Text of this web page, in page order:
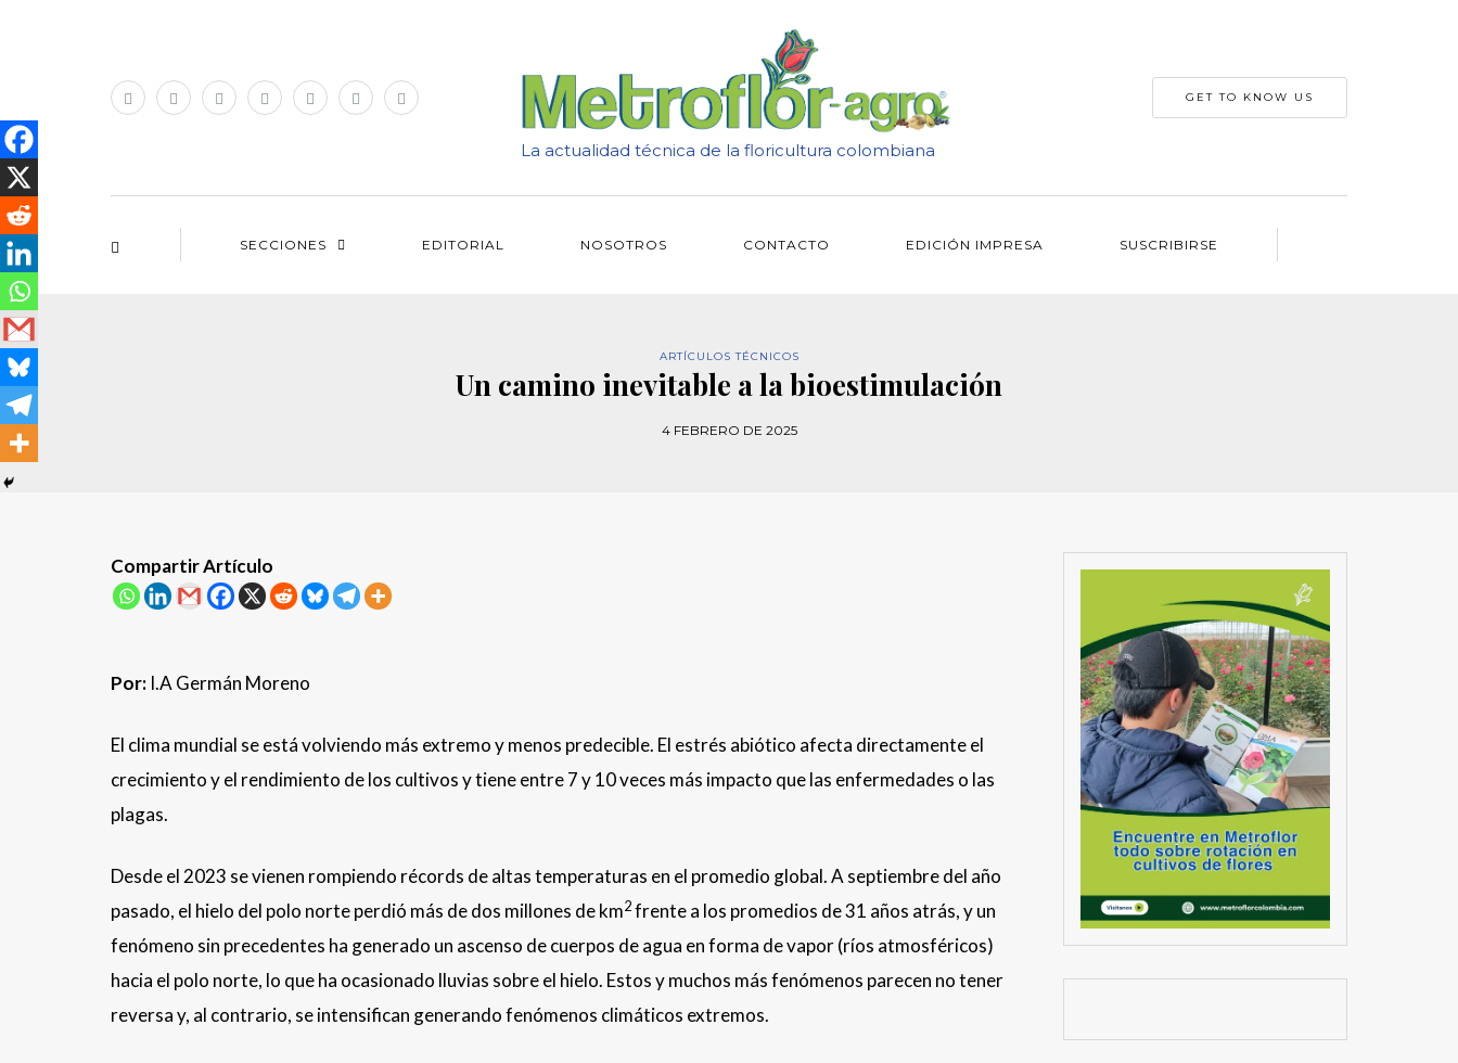
La actualidad técnica de la floricultura colombiana
GET TO KNOW US
SECCIONES EDITORIAL NOSOTROS CONTACTO EDICIÓN IMPRESA SUSCRIBIRSE
ARTÍCULOS TÉCNICOS
Un camino inevitable a la bioestimulación
4 FEBRERO DE 2025
Compartir Artículo
Por: I.A Germán Moreno
El clima mundial se está volviendo más extremo y menos predecible. El estrés abiótico afecta directamente el
crecimiento y el rendimiento de los cultivos y tiene entre 7 y 10 veces más impacto que las enfermedades o las
plagas.​
Desde el 2023 se vienen rompiendo récords de altas temperaturas en el promedio global. A septiembre del año
pasado, el hielo del polo norte perdió más de dos millones de km2frente a los promedios de 31 años atrás, y un
fenómeno sin precedentes ha generado un ascenso de cuerpos de agua en forma de vapor (ríos atmosféricos)
hacia el polo norte, lo que ha ocasionado lluvias sobre el hielo. Estos y muchos más fenómenos parecen no tener
reversa y, al contrario, se intensifican generando fenómenos climáticos extremos.